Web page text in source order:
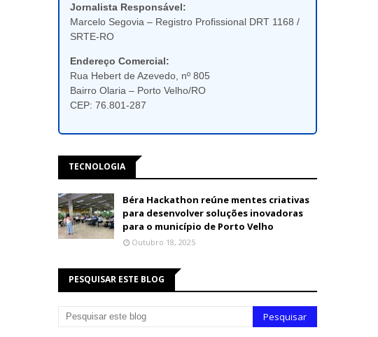
Jornalista Responsável:
Marcelo Segovia – Registro Profissional DRT 1168 /
SRTE-RO
Endereço Comercial:
Rua Hebert de Azevedo, nº 805
Bairro Olaria – Porto Velho/RO
CEP: 76.801-287
TECNOLOGIA
Béra Hackathon reúne mentes criativas
para desenvolver soluções inovadoras
para o município de Porto Velho
Outubro 18, 2025
PESQUISAR ESTE BLOG